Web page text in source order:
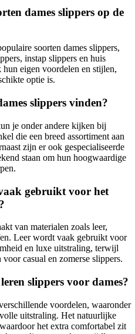
dames slippers op de
soorten dames slippers,
instap slippers en huis
eigen voordelen en stijlen,
optie is.
slippers vinden?
je onder andere kijken bij
die een breed assortiment aan
zijn er ook gespecialiseerde
staan om hun hoogwaardige
gebruikt voor het
van materialen zoals leer,
Leer wordt vaak gebruikt voor
en luxe uitstraling, terwijl
casual en zomerse slippers.
slippers voor dames?
voordelen, waaronder
uitstraling. Het natuurlijke
het extra comfortabel zit